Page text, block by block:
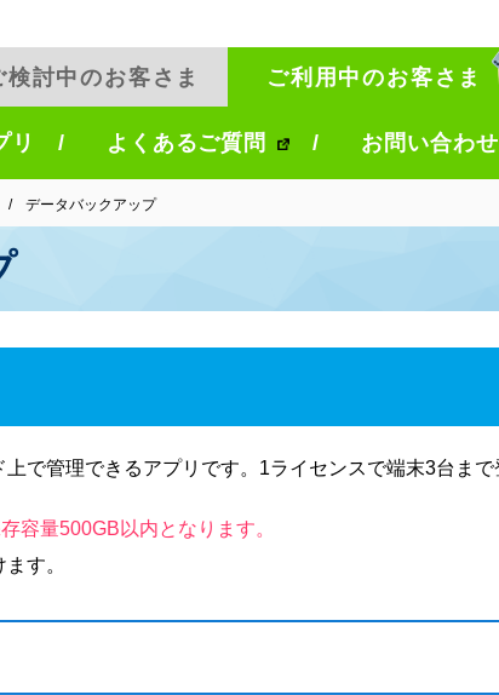
検討中のお客さま ご利用中のお客さま
リ よくあるご質問 お問い合わせ
データバックアップ
で管理できるアプリです。1ライセンスで端末3台ま
容量500GB以内となります。
す。